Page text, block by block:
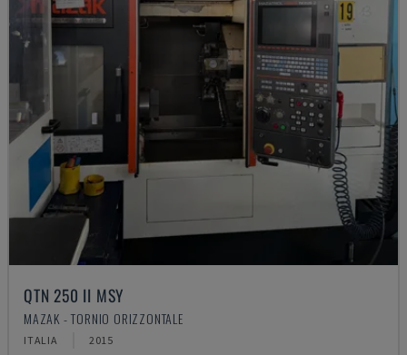
QTN 250 II MSY
MAZAK - TORNIO ORIZZONTALE
ITALIA 2015